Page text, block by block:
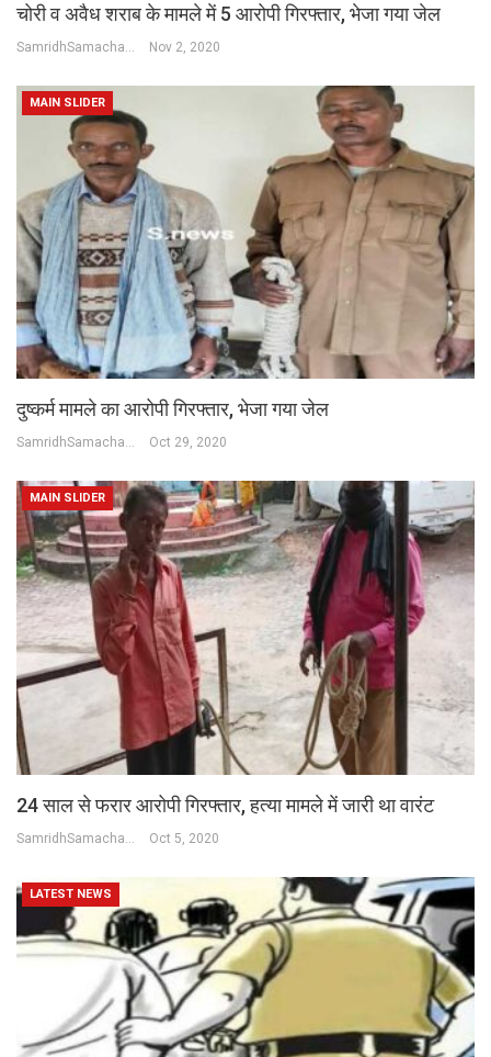
चोरी व अवैध शराब के मामले में 5 आरोपी गिरफ्तार, भेजा गया जेल
Nov 2, 2020
MAIN SLIDER
दुष्कर्म मामले का आरोपी गिरफ्तार, भेजा गया जेल
SamridhSamachar Desk Oct 29, 2020
MAIN SLIDER
24 साल से फरार आरोपी गिरफ्तार, हत्या मामले में जारी था वारंट
Oct 5, 2020
LATEST NEWS